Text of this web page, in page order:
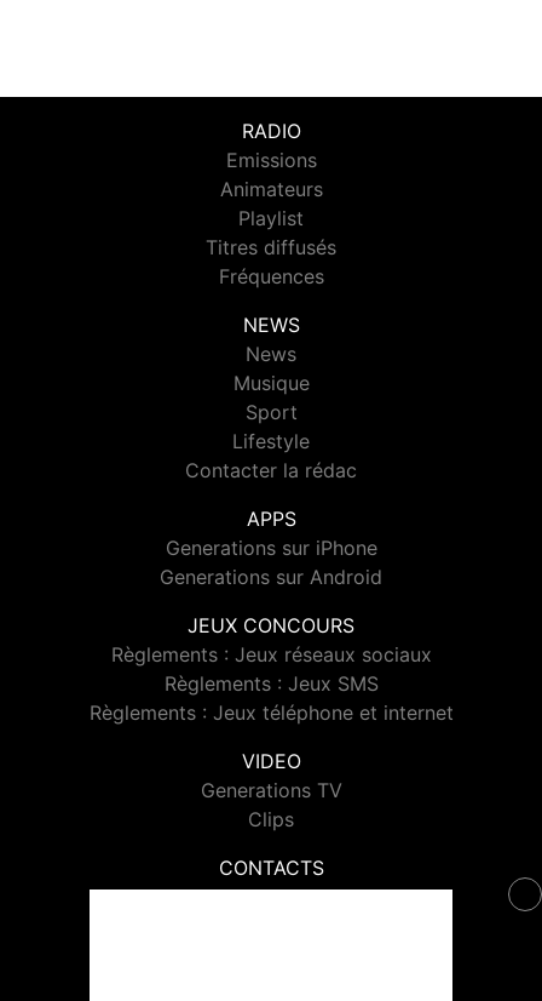
RADIO
Emissions
Animateurs
Playlist
Titres diffusés
Fréquences
NEWS
News
Musique
Sport
Lifestyle
Contacter la rédac
APPS
Generations sur iPhone
Generations sur Android
JEUX CONCOURS
Règlements : Jeux réseaux sociaux
Règlements : Jeux SMS
Règlements : Jeux téléphone et internet
VIDEO
Generations TV
Clips
CONTACTS
Contacter Generations